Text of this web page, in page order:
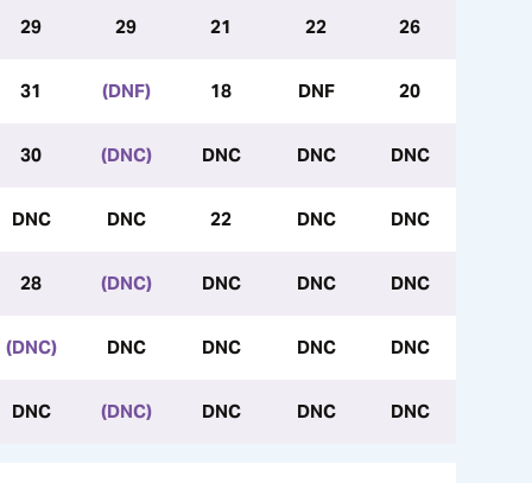
29 29 21 22 26
31 (DNF) 18 DNF 20
30 (DNC) DNC DNC DNC
DNC DNC 22 DNC DNC
28 (DNC) DNC DNC DNC
(DNC) DNC DNC DNC DNC
DNC (DNC) DNC DNC DNC